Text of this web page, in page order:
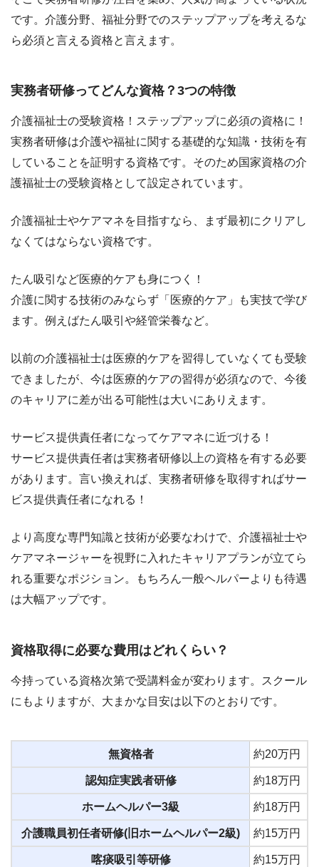
です。介護分野、福祉分野でのステップアップを考えるな
ら必須と言える資格と言えます。
実務者研修ってどんな資格？3つの特徴
介護福祉士の受験資格！ステップアップに必須の資格に！
実務者研修は介護や福祉に関する基礎的な知識・技術を有
していることを証明する資格です。そのため国家資格の介
護福祉士の受験資格として設定されています。
介護福祉士やケアマネを目指すなら、まず最初にクリアし
なくてはならない資格です。
たん吸引など医療的ケアも身につく！
介護に関する技術のみならず「医療的ケア」も実技で学び
ます。例えばたん吸引や経管栄養など。
以前の介護福祉士は医療的ケアを習得していなくても受験
できましたが、今は医療的ケアの習得が必須なので、今後
のキャリアに差が出る可能性は大いにありえます。
サービス提供責任者になってケアマネに近づける！
サービス提供責任者は実務者研修以上の資格を有する必要
があります。言い換えれば、実務者研修を取得すればサー
ビス提供責任者になれる！
より高度な専門知識と技術が必要なわけで、介護福祉士や
ケアマネージャーを視野に入れたキャリアプランが立てら
れる重要なポジション。もちろん一般ヘルパーよりも待遇
は大幅アップです。
資格取得に必要な費用はどれくらい？
今持っている資格次第で受講料金が変わります。スクール
にもよりますが、大まかな目安は以下のとおりです。
無資格者 約20万円
認知症実践者研修 約18万円
ホームヘルパー3級 約18万円
介護職員初任者研修(旧ホームヘルパー2級) 約15万円
喀痰吸引等研修 約15万円